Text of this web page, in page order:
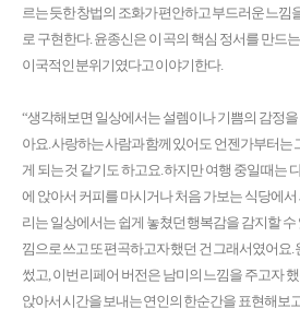
르는 듯한 창법의 조화가 편안하고 부드러운 느낌
로 구현한다. 윤종신은 이 곡의 핵심 정서를 만드
이국적인 분위기였다고 이야기한다.
“생각해보면 일상에서는 설렘이나 기쁨의 감정
아요. 사랑하는 사람과 함께 있어도 언젠가부터는
게 되는 것 같기도 하고요. 하지만 여행 중일 때는
에 앉아서 커피를 마시거나 처음 가보는 식당에
리는 일상에서는 쉽게 놓쳤던 행복감을 감지할 수
낌으로 쓰고 또 편곡하고자 했던 건 그래서였어요
썼고, 이번 리페어 버전은 남미의 느낌을 주고자
앉아서 시간을 보내는 연인의 한순간을 표현해보